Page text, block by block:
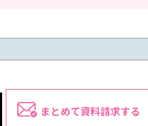
まとめて資料請求する